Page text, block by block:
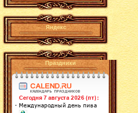
Яндекс
Праздники